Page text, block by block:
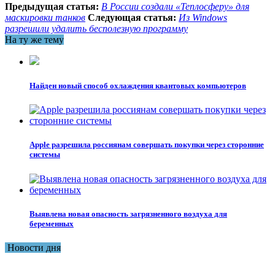
Предыдущая статья: В России создали «Теплосферу» для
маскировки танков Следующая статья: Из Windows
разрешили удалить бесполезную программу
На ту же тему
Найден новый способ охлаждения квантовых компьютеров
Apple разрешила россиянам совершать покупки через сторонние
системы
Выявлена новая опасность загрязненного воздуха для
беременных
Новости дня